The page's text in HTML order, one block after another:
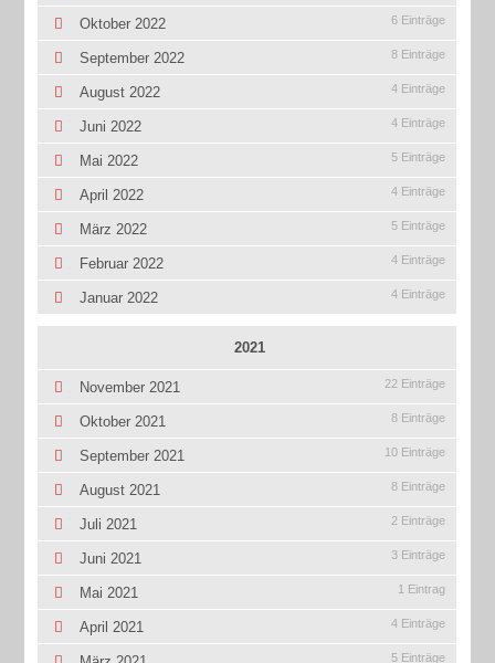
Oktober 2022 6 Einträge
September 2022 8 Einträge
August 2022 4 Einträge
Juni 2022 4 Einträge
Mai 2022 5 Einträge
April 2022 4 Einträge
März 2022 5 Einträge
Februar 2022 4 Einträge
Januar 2022 4 Einträge
2021
November 2021 22 Einträge
Oktober 2021 8 Einträge
September 2021 10 Einträge
August 2021 8 Einträge
Juli 2021 2 Einträge
Juni 2021 3 Einträge
Mai 2021 1 Eintrag
April 2021 4 Einträge
5 Einträge